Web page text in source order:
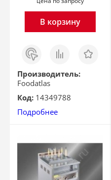
В корзину
Заказ
в 1
клик
Сравнить Отложить
Производитель:
Foodatlas
Код: 14349788
Подробнее